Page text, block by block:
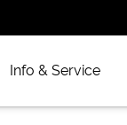
Info & Service